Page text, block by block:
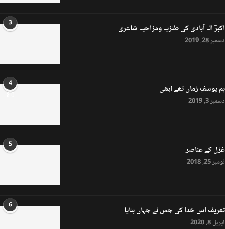
3 اکبرؔ الہ آبادی کی طنزیہ ومزاحیہ شاعری
دسمبر 28, 2019
4
8.0 ہم یوسفِ زماں تھے ابھی
دسمبر 3, 2019
5 غزل کے عناصر
نومبر 25, 2018
6 تعریف اس خدا کی جس نے جہاں بنایا
اپریل 8, 2020